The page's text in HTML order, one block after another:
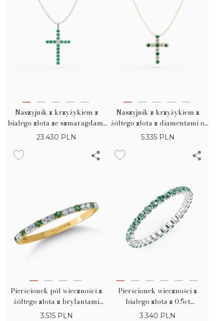
Naszyjnik z krzyżykiem z
białego złota ze szmaragdami
1.1ct i diamentem 0.07ct
23.430 PLN
Naszyjnik z krzyżykiem z
żółtego złota z diamentami o
masie 0.1ct i szmaragdami o
5.335 PLN
Pierścionek pół wieczności z
żółtego złota z brylantami
0.21ct i szmaragdami 0.07ct
3.515 PLN
Pierścionek wieczności z
białego złota z 0.5ct
szmaragdami
3.340 PLN